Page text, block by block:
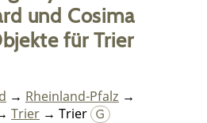
und Cosima
fürTrier
→ Rheinland-Pfalz →
Trier → Trier